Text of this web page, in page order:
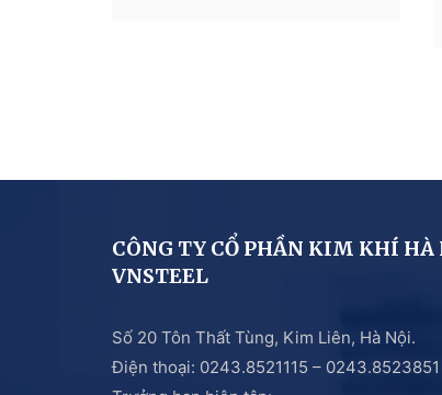
CÔNG TY CỔ PHẦN KIM KHÍ HÀ
VNSTEEL
Số 20 Tôn Thất Tùng, Kim Liên, Hà Nội.
Điện thoại: 0243.8521115 – 0243.8523851